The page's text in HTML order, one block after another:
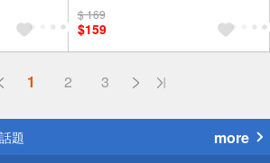
$ 169
$159
1 2 3
區配送
告
題
惠
more